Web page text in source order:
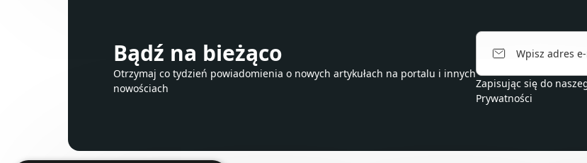
Bądź na bieżąco
Otrzymaj co tydzień powiadomienia o nowych artykułach na portalu i innych
nowościach
Zapisując się do
Prywatności